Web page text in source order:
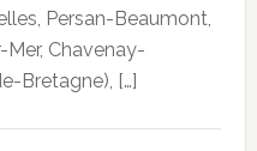
Persan-Beaumont,
Chavenay-
Bretagne), […]